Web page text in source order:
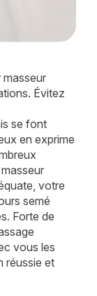
Évitez
se font
en exprime
votre
semé
Forte de
vous les
réussie et